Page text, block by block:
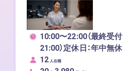
10:00〜22:00（最終受付
21:00）定休日：年中無休
12 人在籍